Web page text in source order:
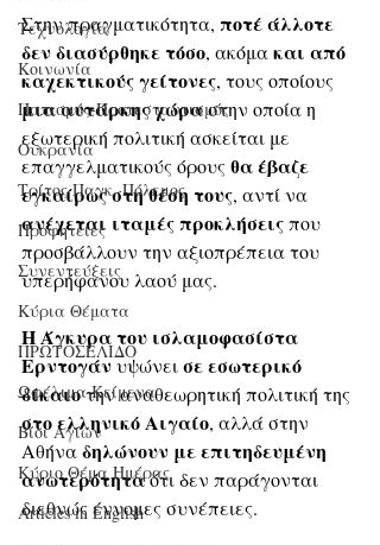
Τεχνολογία
Κοινωνία
Παπισμός-Προτεσταντισμός
Ουκρανία
Τρίτος Παγκ. Πόλεμος
Προφητείες
Συνεντεύξεις
Κύρια Θέματα
ΠΡΩΤΟΣΕΛΙΔΟ
Ωφέλιμα Κείμενα
Βίοι Αγίων
Κύριο Θέμα Ημέρας
Articles in English
Στην πραγματικότητα, ποτέ άλλοτε
δεν διασύρθηκε τόσο, ακόμα και από
καχεκτικούς γείτονες, τους οποίους
μια αυτάρκης χώρα στην οποία η
εξωτερική πολιτική ασκείται με
επαγγελματικούς όρους θα έβαζε
εγκαίρως στη θέση τους, αντί να
ανέχεται ιταμές προκλήσεις που
προσβάλλουν την αξιοπρέπεια του
υπερήφανου λαού μας.
Η Άγκυρα του ισλαμοφασίστα
Ερντογάν υψώνει σε εσωτερικό
δίκαιο την αναθεωρητική πολιτική της
στο ελληνικό Αιγαίο, αλλά στην
Αθήνα δηλώνουν με επιτηδευμένη
ανωτερότητα ότι δεν παράγονται
διεθνώς έννομες συνέπειες.